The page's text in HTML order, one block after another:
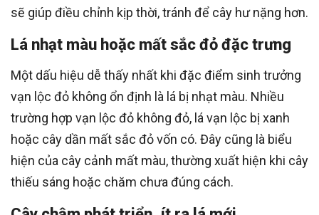
sẽ giúp điều chỉnh kịp thời, tránh để cây hư nặng hơn.
Lá nhạt màu hoặc mất sắc đỏ đặc trưng
Một dấu hiệu dễ thấy nhất khi đặc điểm sinh trưởng
vạn lộc đỏ không ổn định là lá bị nhạt màu. Nhiều
trường hợp vạn lộc đỏ không đỏ, lá vạn lộc bị xanh
hoặc cây dần mất sắc đỏ vốn có. Đây cũng là biểu
hiện của cây cảnh mất màu, thường xuất hiện khi cây
thiếu sáng hoặc chăm chưa đúng cách.